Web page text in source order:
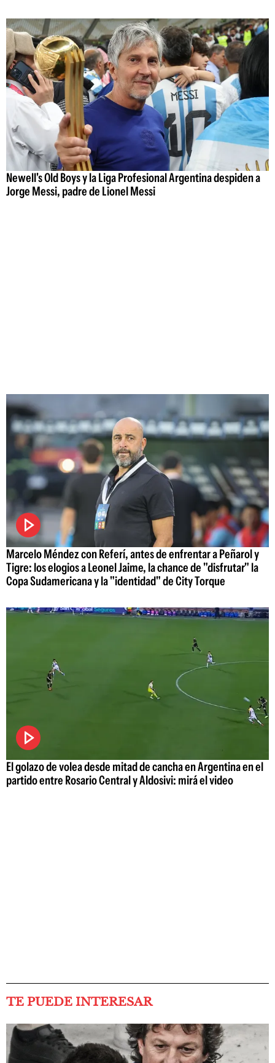
Newell's Old Boys y la Liga Profesional Argentina despiden a
Jorge Messi, padre de Lionel Messi
Marcelo Méndez con Referí, antes de enfrentar a Peñarol y
Tigre: los elogios a Leonel Jaime, la chance de "disfrutar" la
Copa Sudamericana y la "identidad" de City Torque
El golazo de volea desde mitad de cancha en Argentina en el
partido entre Rosario Central y Aldosivi: mirá el video
TE PUEDE INTERESAR